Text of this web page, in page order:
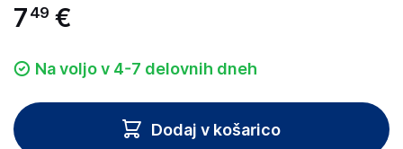
7 49 €
Na voljo v 4-7 delovnih dneh
Dodaj v košarico